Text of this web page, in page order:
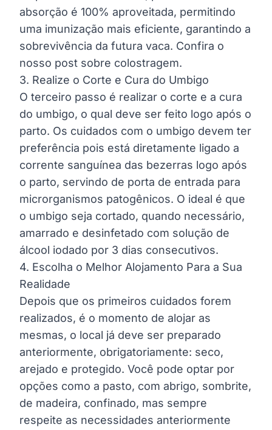
absorção é 100% aproveitada, permitindo
uma imunização mais eficiente, garantindo a
sobrevivência da futura vaca. Confira o
nosso post sobre colostragem.
3. Realize o Corte e Cura do Umbigo
O terceiro passo é realizar o corte e a cura
do umbigo, o qual deve ser feito logo após o
parto. Os cuidados com o umbigo devem ter
preferência pois está diretamente ligado a
corrente sanguínea das bezerras logo após
o parto, servindo de porta de entrada para
microrganismos patogênicos. O ideal é que
o umbigo seja cortado, quando necessário,
amarrado e desinfetado com solução de
álcool iodado por 3 dias consecutivos.
4. Escolha o Melhor Alojamento Para a Sua
Realidade
Depois que os primeiros cuidados forem
realizados, é o momento de alojar as
mesmas, o local já deve ser preparado
anteriormente, obrigatoriamente: seco,
arejado e protegido. Você pode optar por
opções como a pasto, com abrigo, sombrite,
de madeira, confinado, mas sempre
respeite as necessidades anteriormente